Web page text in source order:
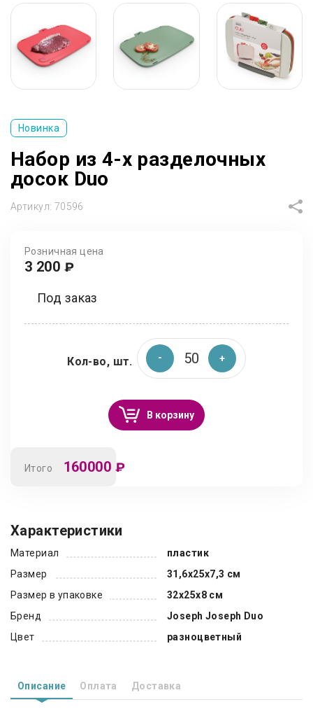
Новинка
Набор из 4-х разделочных
досок Duo
Артикул: 70596
Розничная цена
3 200 ₽
Под заказ
Кол-во, шт.
В корзину
Итого 160000 ₽
Характеристики
Материал
пластик
Размер
31,6х25х7,3 см
Размер в упаковке
32х25х8 см
Бренд
Joseph Joseph Duo
Цвет
разноцветный
Описание Оплата Доставка